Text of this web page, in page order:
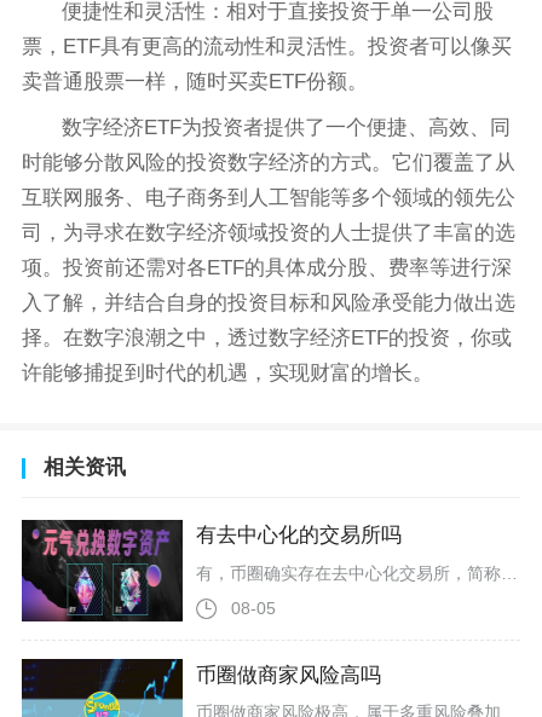
便捷性和灵活性：相对于直接投资于单一公司股
票，ETF具有更高的流动性和灵活性。投资者可以像买
卖普通股票一样，随时买卖ETF份额。
数字经济ETF为投资者提供了一个便捷、高效、同
时能够分散风险的投资数字经济的方式。它们覆盖了从
互联网服务、电子商务到人工智能等多个领域的领先公
司，为寻求在数字经济领域投资的人士提供了丰富的选
项。投资前还需对各ETF的具体成分股、费率等进行深
入了解，并结合自身的投资目标和风险承受能力做出选
择。在数字浪潮之中，透过数字经济ETF的投资，你或
许能够捕捉到时代的机遇，实现财富的增长。
相关资讯
有去中心化的交易所吗
08-05
币圈做商家风险高吗